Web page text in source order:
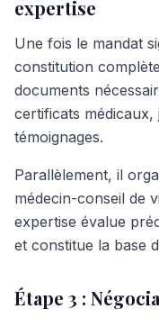
expertise
Une fois le mandat
constitution
documents
certificats
témoignages.
Parallèlement, il
médecin-conseil de
expertise évalue
et constitue la base
Étape 3 :